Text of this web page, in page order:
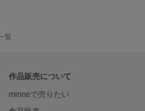
覧
作品販売について
minneで売りたい